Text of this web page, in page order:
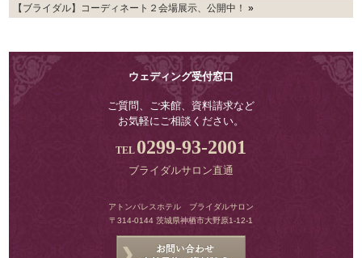
【ブライダル】コーディネート２会場展示、公開中！ »
ウェディング受付窓口
ご質問、ご来館、資料請求など
お気軽にご相談ください。
0299-93-2001
ブライダルサロン直通
アトンパレスホテル ブライダルサロン
〒314-0144 茨城県神栖市大野原1-12-1